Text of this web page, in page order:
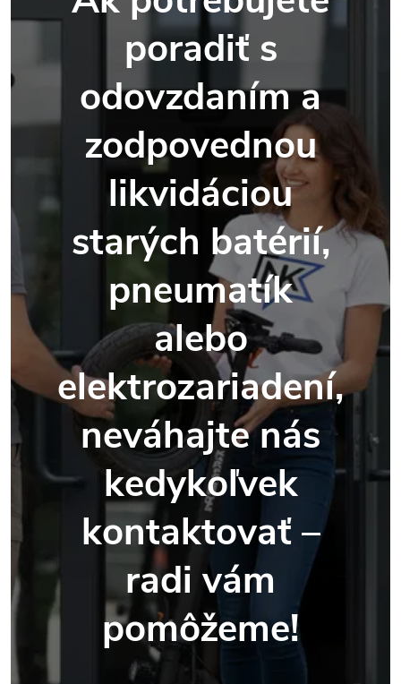
poradiť s
odovzdaním a
zodpovednou
likvidáciou
starých batérií,
pneumatík
alebo
elektrozariadení,
neváhajte nás
kedykoľvek
kontaktovať –
radi vám
pomôžeme!